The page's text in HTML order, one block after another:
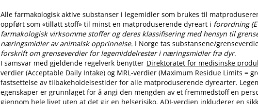
Alle farmakologisk aktive substanser i legemidler som brukes til
oppført som «tillatt stoff» til minst en matproduserende dyreart i forordning
farmakologisk virksomme stoffer og deres klassifisering med hensyn til
næringsmidler av animalsk opprinnelse. I Norge tas substansene​/​
forskrift om grenseverdier for legemiddelrester i næringsmidler fra dyr.
I samsvar med gjeldende regelverk benytter Direktoratet for medisinske
verdier (Acceptable Daily Intake) og MRL-verdier (Maximum Residue Limits =
fastsettelse av tilbakeholdelsestider for alle matproduserende dyrearter.
egenskaper er grunnlaget for å angi den mengden av et fremmedstoff en
gjennom hele livet uten at det gir en helserisiko. ADI-verdien inkluderer en